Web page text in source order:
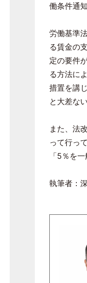
働条件通
労働基準
る賃金の
定の要件
る方法に
措置を講
と大差な
また、法
って行っ
「5 ％を
執筆者：